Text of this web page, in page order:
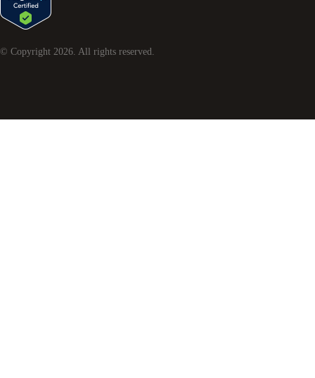
© Copyright 2026 . All rights reserved.